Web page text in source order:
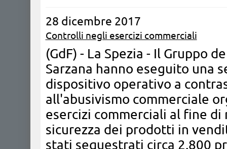
28 dicembre 2017
Controlli negli esercizi commerciali
(GdF) - La Spezia - Il Gruppo
Sarzana hanno eseguito una
dispositivo operativo a
all'abusivismo commerciale
esercizi commerciali al fine
sicurezza dei prodotti in
stati sequestrati circa 2.800